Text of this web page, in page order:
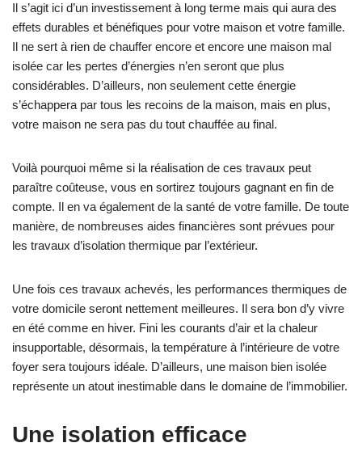
Il s’agit ici d’un investissement à long terme mais qui aura des
effets durables et bénéfiques pour votre maison et votre famille.
Il ne sert à rien de chauffer encore et encore une maison mal
isolée car les pertes d’énergies n’en seront que plus
considérables. D’ailleurs, non seulement cette énergie
s’échappera par tous les recoins de la maison, mais en plus,
votre maison ne sera pas du tout chauffée au final.
Voilà pourquoi même si la réalisation de ces travaux peut
paraître coûteuse, vous en sortirez toujours gagnant en fin de
compte. Il en va également de la santé de votre famille. De toute
manière, de nombreuses aides financières sont prévues pour
les travaux d’isolation thermique par l’extérieur.
Une fois ces travaux achevés, les performances thermiques de
votre domicile seront nettement meilleures. Il sera bon d’y vivre
en été comme en hiver. Fini les courants d’air et la chaleur
insupportable, désormais, la température à l’intérieure de votre
foyer sera toujours idéale. D’ailleurs, une maison bien isolée
représente un atout inestimable dans le domaine de l’immobilier.
Une isolation efficace